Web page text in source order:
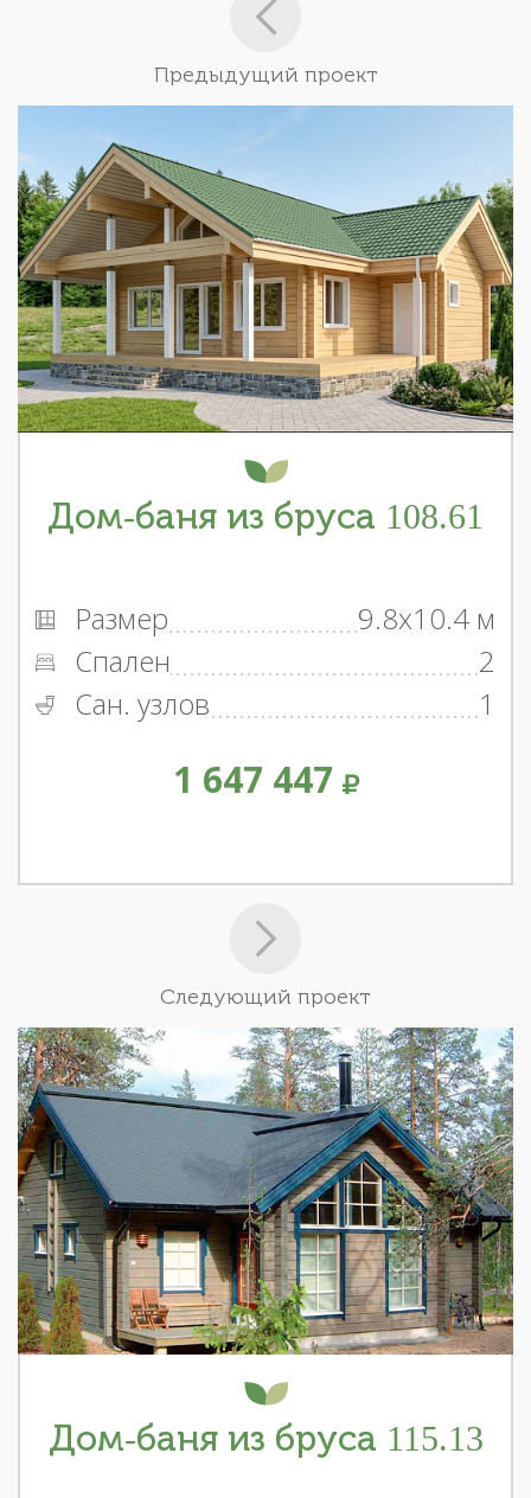
Предыдущий проект
Дом-баня из бруса 108.61
Размер
9.8x10.4 м
Спален
2
Сан. узлов
1
1 647 447
Следующий проект
Дом-баня из бруса 115.13